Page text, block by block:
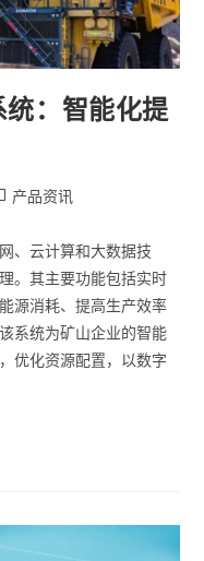
：智能化提
产品资讯
、云计算和大数据技
。其主要功能包括实时
源消耗、提高生产效率
系统为矿山企业的智能
优化资源配置，以数字